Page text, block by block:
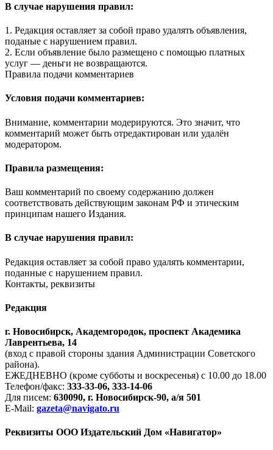
В случае нарушения правил:
1. Редакция оставляет за собой право удалять объявления,
поданые с нарушением правил.
2. Если объявление было размещено с помощью платных
услуг — деньги не возвращаются.
Правила подачи комментариев
Условия подачи комментариев:
Внимание, комментарии модерируются. Это значит, что
комментарий может быть отредактирован или удалён
модератором.
Правила размещения:
Ваш комментарий по своему содержанию должен
соответствовать действующим законам РФ и этическим
принципам нашего Издания.
В случае нарушения правил:
Редакция оставляет за собой право удалять комментарии,
поданные с нарушением правил.
Контакты, реквизиты
Редакция
г. Новосибирск, Академгородок, проспект Академика
Лаврентьева, 14
(вход с правой стороны здания Администрации Советского
района).
ЕЖЕДНЕВНО (кроме субботы и воскресенья) с 10.00 до 18.00
Телефон/факс: 333-33-06, 333-14-06
Для писем: 630090, г. Новосибирск-90, а/я 501
E-Mail: gazeta@navigato.ru
Реквизиты ООО Издательский Дом «Навигатор»